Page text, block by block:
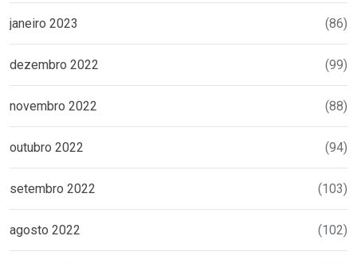
janeiro 2023 (86)
dezembro 2022 (99)
novembro 2022 (88)
outubro 2022 (94)
setembro 2022 (103)
agosto 2022 (102)